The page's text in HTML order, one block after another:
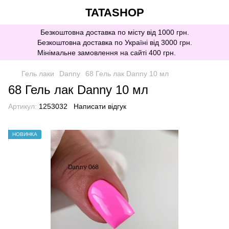
TATASHOP
Безкоштовна доставка по місту від 1000 грн.
Безкоштовна доставка по Україні від 3000 грн.
Мінімальне замовлення на сайті 400 грн.
Гель лаки Danny 68 Гель лак Danny 10 мл
68 Гель лак Danny 10 мл
Артикул: 1253032 Написати відгук
НОВИНКА